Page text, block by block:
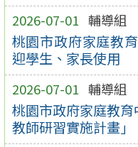
2026-07-01 輔導組
桃園市政府家庭教
迎學生、家長使用
2026-07-01 輔導組
桃園市政府家庭教
教師研習實施計畫」